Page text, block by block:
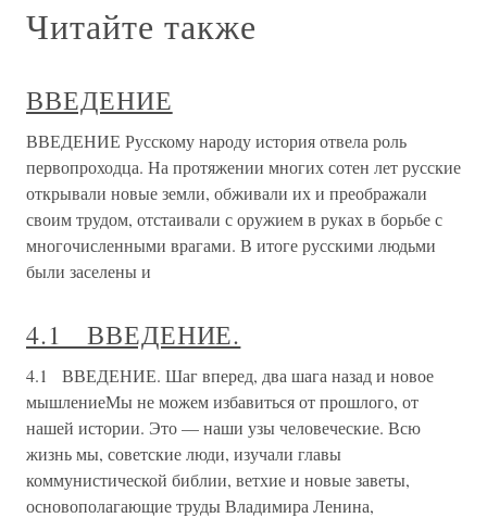
Читайте также
ВВЕДЕНИЕ
ВВЕДЕНИЕ Русскому народу история отвела роль
первопроходца. На протяжении многих сотен лет русские
открывали новые земли, обживали их и преображали
своим трудом, отстаивали с оружием в руках в борьбе с
многочисленными врагами. В итоге русскими людьми
были заселены и
4.1 ВВЕДЕНИЕ.
4.1 ВВЕДЕНИЕ. Шаг вперед, два шага назад и новое
мышлениеМы не можем избавиться от прошлого, от
нашей истории. Это — наши узы человеческие. Всю
жизнь мы, советские люди, изучали главы
коммунистической библии, ветхие и новые заветы,
основополагающие труды Владимира Ленина,